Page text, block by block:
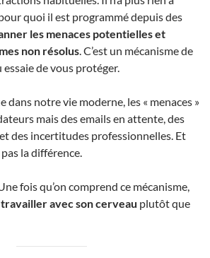
quoi il est programmé depuis des
les menaces potentielles et
non résolus. C’est un mécanisme de
de vous protéger.
dans notre vie moderne, les « menaces »
mais des emails en attente, des
des incertitudes professionnelles. Et
la différence.
fois qu’on comprend ce mécanisme,
travailler avec son cerveau plutôt que